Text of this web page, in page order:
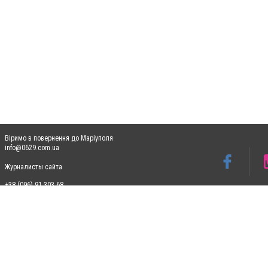
Віримо в повернення до Маріуполя
info@0629.com.ua
Журналисты сайта
+38 (096) 91 303 68